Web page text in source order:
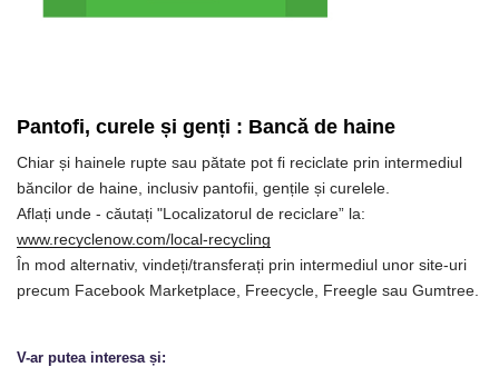
Pantofi, curele și genți : Bancă de haine
Chiar și hainele rupte sau pătate pot fi reciclate prin intermediul
băncilor de haine, inclusiv pantofii, gențile și curelele.
Aflați unde - căutați "Localizatorul de reciclare” la:
www.recyclenow.com/local-recycling
În mod alternativ, vindeți/transferați prin intermediul unor site-uri
precum Facebook Marketplace, Freecycle, Freegle sau Gumtree.
V-ar putea interesa și: